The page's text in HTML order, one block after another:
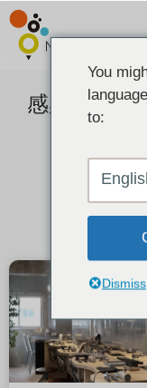
感染症蔓延
You
to:
Dismiss